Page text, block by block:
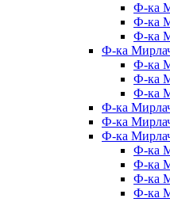
Ф-ка
Ф-ка
Ф-ка
Ф-ка
Ф-ка
Ф-ка
Ф-ка
Ф-ка
Ф-ка
Ф-ка
Ф-ка
Ф-ка
Ф-ка
Ф-ка